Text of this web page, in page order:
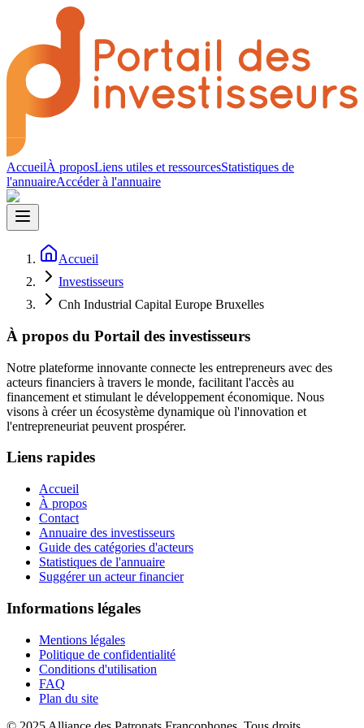
AccueilÀ proposLiens utiles et ressourcesStatistiques de
l'annuaireAccéder à l'annuaire
Accueil
Investisseurs
Cnh Industrial Capital Europe Bruxelles
À propos du Portail des investisseurs
Notre plateforme innovante connecte les entrepreneurs avec des
acteurs financiers à travers le monde, facilitant l'accès au
financement et stimulant le développement économique. Nous
visons à créer un écosystème dynamique où l'innovation et
l'entrepreneuriat peuvent prospérer.
Liens rapides
Accueil
À propos
Contact
Annuaire des investisseurs
Guide des catégories d'acteurs
Statistiques de l'annuaire
Suggérer un acteur financier
Informations légales
Mentions légales
Politique de confidentialité
Conditions d'utilisation
FAQ
Plan du site